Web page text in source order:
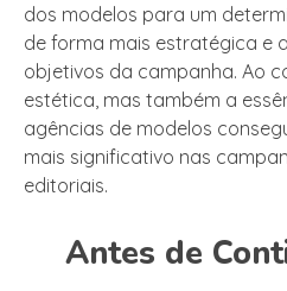
dos modelos para um
de forma mais estratégica e
objetivos da campanha. Ao
estética, mas também a
agências de modelos
mais significativo nas
editoriais.
Antes de